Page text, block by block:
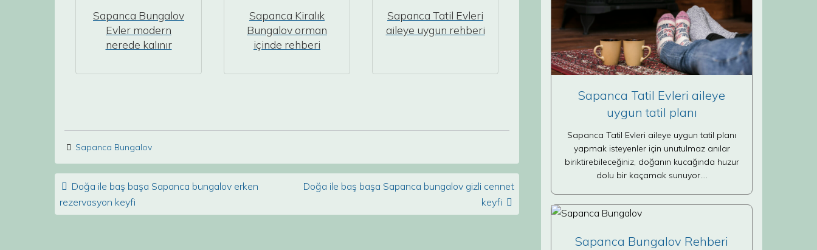
Sapanca Bungalov
Evler modern
nerede kalınır
Sapanca Kiralık
Bungalov orman
içinde rehberi
Sapanca Tatil Evleri
aileye uygun rehberi
Sapanca Bungalov
Post navigation
Doğa ile baş başa Sapanca bungalov erken
rezervasyon keyfi
Doğa ile baş başa Sapanca bungalov gizli cennet
keyfi
Sapanca Tatil Evleri aileye
uygun tatil planı
Sapanca Tatil Evleri aileye uygun tatil planı
yapmak isteyenler için unutulmaz anılar
biriktirebileceğiniz, doğanın kucağında huzur
dolu bir kaçamak sunuyor.…
Sapanca Bungalov Rehberi